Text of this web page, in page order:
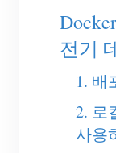
WiFi
셀프
EV
전기
1. 배
2. 로
사용